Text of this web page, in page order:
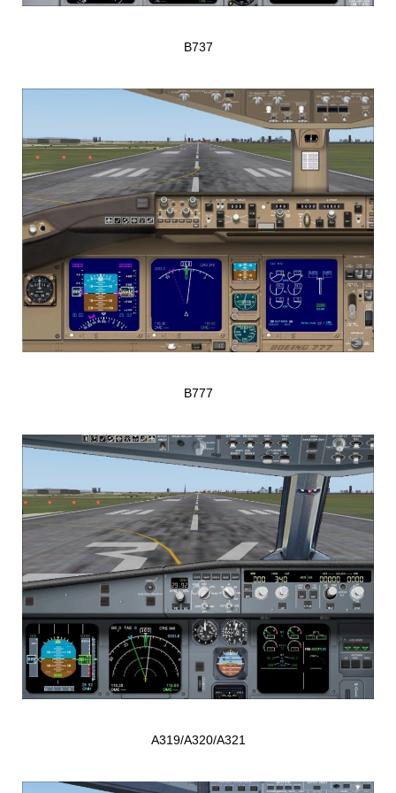
B737
B777
A319/A320/A321